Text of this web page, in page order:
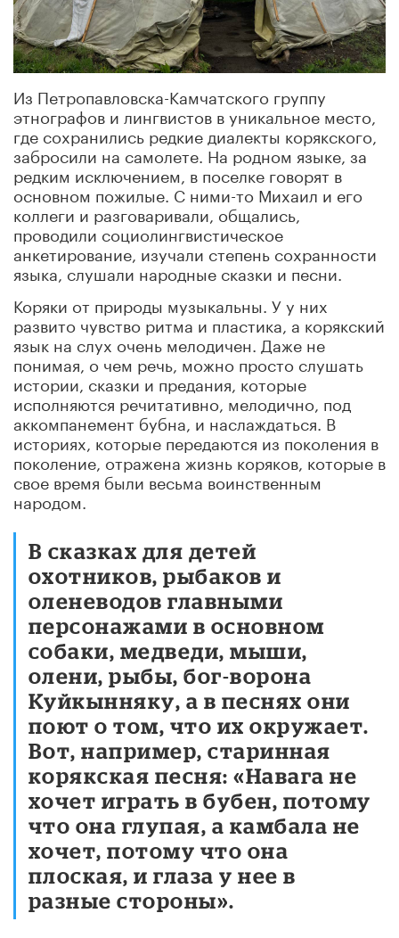
Из Петропавловска-Камчатского группу
этнографов и лингвистов в уникальное место,
где сохранились редкие диалекты корякского,
забросили на самолете. На родном языке, за
редким исключением, в поселке говорят в
основном пожилые. С ними-то Михаил и его
коллеги и разговаривали, общались,
проводили социолингвистическое
анкетирование, изучали степень сохранности
языка, слушали народные сказки и песни.
Коряки от природы музыкальны. У у них
развито чувство ритма и пластика, а корякский
язык на слух очень мелодичен. Даже не
понимая, о чем речь, можно просто слушать
истории, сказки и предания, которые
исполняются речитативно, мелодично, под
аккомпанемент бубна, и наслаждаться. В
историях, которые передаются из поколения в
поколение, отражена жизнь коряков, которые в
свое время были весьма воинственным
народом.
В сказках для детей
охотников, рыбаков и
оленеводов главными
персонажами в основном
собаки, медведи, мыши,
олени, рыбы, бог-ворона
Куйкынняку, а в песнях они
поют о том, что их окружает.
Вот, например, старинная
корякская песня: «Навага не
хочет играть в бубен, потому
что она глупая, а камбала не
хочет, потому что она
плоская, и глаза у нее в
разные стороны».